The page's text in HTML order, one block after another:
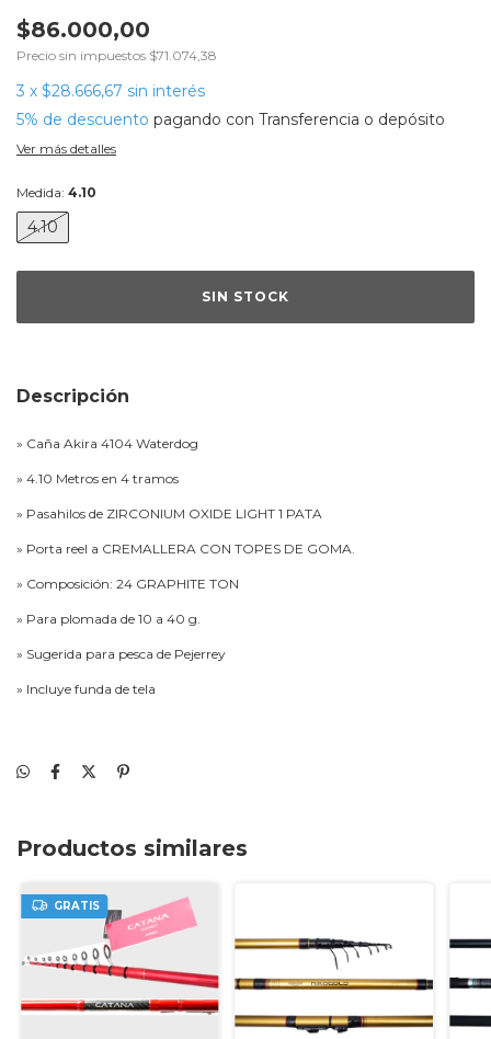
$86.000,00
Precio sin impuestos $71.074,38
3 x $28.666,67 sin interés
5% de descuento pagando con Transferencia o depósito
Ver más detalles
Medida: 4.10
4.10
Descripción
» Caña Akira 4104 Waterdog
» 4.10 Metros en 4 tramos
» Pasahilos de ZIRCONIUM OXIDE LIGHT 1 PATA
» Porta reel a CREMALLERA CON TOPES DE GOMA.
» Composición: 24 GRAPHITE TON
» Para plomada de 10 a 40 g.
» Sugerida para pesca de Pejerrey
» Incluye funda de tela
Productos similares
GRATIS